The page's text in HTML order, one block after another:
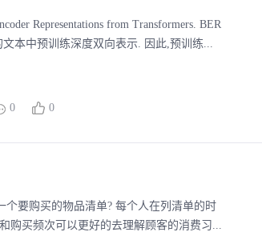
Representations from Transformers. BER
本中预训练深度双向表示. 因此,预训练...
0 0
要购买的物品清单? 每个人在列清单的时
购买频次可以更好的去理解顾客的消费习...